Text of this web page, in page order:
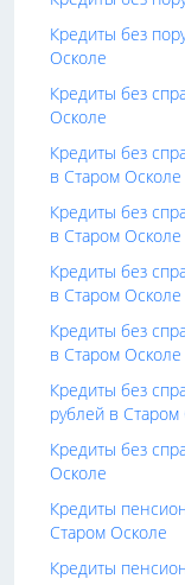
Кредиты без
Осколе
Кредиты без
Осколе
Кредиты без
в Старом Осколе
Кредиты без
в Старом Осколе
Кредиты без
в Старом Осколе
Кредиты без
в Старом Осколе
Кредиты без
рублей в Старом
Кредиты без
Осколе
Кредиты
Старом Осколе
Кредиты